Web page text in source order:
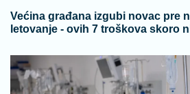
Većina građana izgubi novac pre
letovanje - ovih 7 troškova skoro